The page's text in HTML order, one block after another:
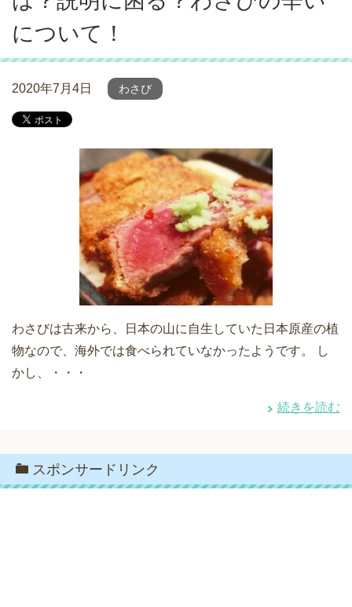
について！
2020年7月4日 わさび
わさびは古来から、日本の山に自生していた日本原産の植
物なので、海外では食べられていなかったようです。 し
かし、・・・
続きを読む
スポンサードリンク